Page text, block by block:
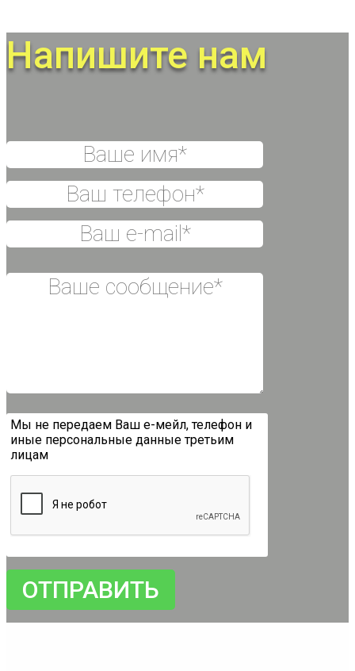
Напишите нам
Мы не передаем Ваш е-мейл, телефон и
иные персональные данные третьим
лицам